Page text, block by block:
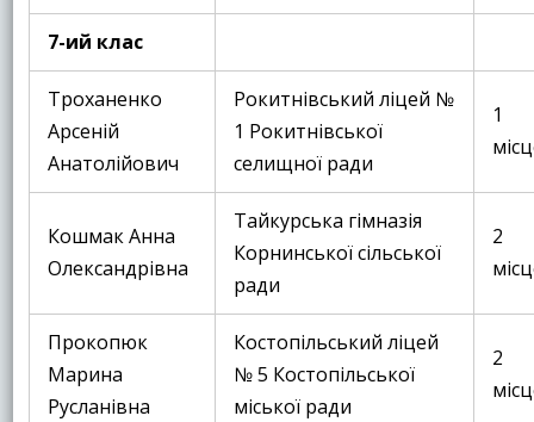
7-ий клас
Троханенко
Арсеній
Анатолійович
Рокитнівський ліцей №
1 Рокитнівської
селищної ради
1
Кошмак Анна
Олександрівна
Тайкурська гімназія
Корнинської сільської
ради
2
Прокопюк
Марина
Русланівна
Костопільський ліцей
№ 5 Костопільської
міської ради
2